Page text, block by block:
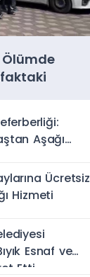
Ölümde
Aşağı
Ücretsiz
Hizmeti
Esnaf ve
Etti